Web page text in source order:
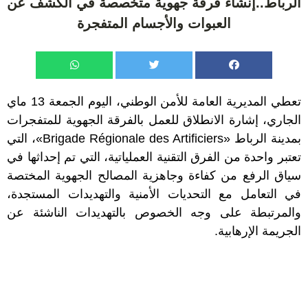
الرباط..‏إنشاء فرقة جهوية متخصصة في الكشف عن
العبوات والأجسام المتفجرة
تعطي المديرية العامة للأمن الوطني، اليوم الجمعة 13 ماي
الجاري، إشارة الانطلاق للعمل بالفرقة الجهوية للمتفجرات
بمدينة الرباط «Brigade Régionale des Artificiers»، التي
تعتبر واحدة من الفرق التقنية العملياتية، التي تم إحداثها في
سياق الرفع من كفاءة وجاهزية المصالح الجهوية المختصة
في التعامل مع التحديات الأمنية والتهديدات المستجدة،
والمرتبطة على وجه الخصوص بالتهديدات الناشئة عن
الجريمة الإرهابية.